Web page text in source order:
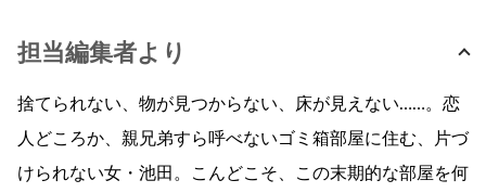
担当編集者より
捨てられない、物が見つからない、床が見えない……。恋
人どころか、親兄弟すら呼べないゴミ箱部屋に住む、片づ
けられない女・池田。こんどこそ、この末期的な部屋を何